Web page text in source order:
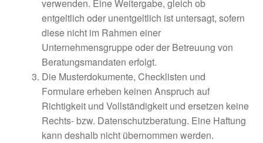
verwenden. Eine Weitergabe, gleich ob
entgeltlich oder unentgeltlich ist untersagt, sofern
diese nicht im Rahmen einer
Unternehmensgruppe oder der Betreuung von
Beratungsmandaten erfolgt.
Die Musterdokumente, Checklisten und
Formulare erheben keinen Anspruch auf
Richtigkeit und Vollständigkeit und ersetzen keine
Rechts- bzw. Datenschutzberatung. Eine Haftung
kann deshalb nicht übernommen werden.